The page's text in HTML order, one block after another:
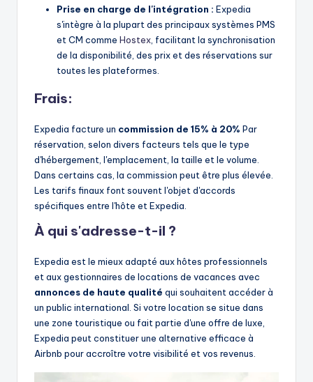
Prise en charge de l'intégration : Expedia
s'intègre à la plupart des principaux systèmes PMS
et CM comme Hostex, facilitant la synchronisation
de la disponibilité, des prix et des réservations sur
toutes les plateformes.
Frais:
Expedia facture un commission de 15% à 20% Par
réservation, selon divers facteurs tels que le type
d'hébergement, l'emplacement, la taille et le volume.
Dans certains cas, la commission peut être plus élevée.
Les tarifs finaux font souvent l'objet d'accords
spécifiques entre l'hôte et Expedia.
À qui s'adresse-t-il ?
Expedia est le mieux adapté aux hôtes professionnels
et aux gestionnaires de locations de vacances avec
annonces de haute qualité qui souhaitent accéder à
un public international. Si votre location se situe dans
une zone touristique ou fait partie d'une offre de luxe,
Expedia peut constituer une alternative efficace à
Airbnb pour accroître votre visibilité et vos revenus.